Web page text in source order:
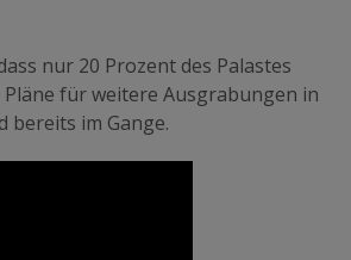
nur 20 Prozent des Palastes
für weitere Ausgrabungen in
bereits im Gange.